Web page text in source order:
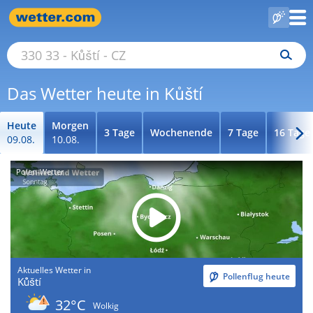
Das Wetter heute in Kůští
Heute
09.08.
Morgen
10.08.
3 Tage Wochenende 7 Tage 16 Tage
Polen-Wetter
Aktuelles Wetter in
Kůští Pollenflug heute
32°C
Wolkig